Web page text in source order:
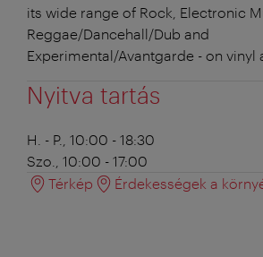
its wide range of Rock, Electronic
Reggae/Dancehall/Dub and
Experimental/Avantgarde - on vinyl
Nyitva tartás
H. - P., 10:00 - 18:30
Szo., 10:00 - 17:00
Térkép
Érdekességek a